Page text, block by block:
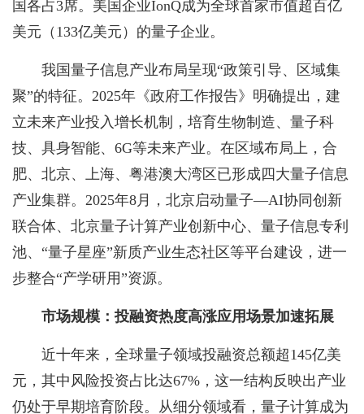
国各占3席。美国企业IonQ成为全球首家市值超百亿
美元（133亿美元）的量子企业。
我国量子信息产业布局呈现“政策引导、区域集
聚”的特征。2025年《政府工作报告》明确提出，建
立未来产业投入增长机制，培育生物制造、量子科
技、具身智能、6G等未来产业。在区域布局上，合
肥、北京、上海、粤港澳大湾区已形成四大量子信息
产业集群。2025年8月，北京启动量子—AI协同创新
联合体、北京量子计算产业创新中心、量子信息专利
池、“量子星座”新质产业生态社区等平台建设，进一
步整合“产学研用”资源。
市场规模：投融资热度高涨应用场景加速拓展
近十年来，全球量子领域投融资总额超145亿美
元，其中风险投资占比达67%，这一结构反映出产业
仍处于早期培育阶段。从细分领域看，量子计算成为